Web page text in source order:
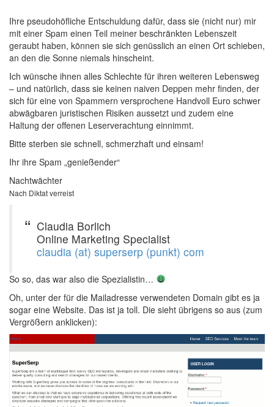
Ihre pseudohöfliche Entschuldung dafür, dass sie (nicht nur) mir
mit einer Spam einen Teil meiner beschränkten Lebenszeit
geraubt haben, können sie sich genüsslich an einen Ort schieben,
an den die Sonne niemals hinscheint.
Ich wünsche ihnen alles Schlechte für ihren weiteren Lebensweg
– und natürlich, dass sie keinen naiven Deppen mehr finden, der
sich für eine von Spammern versprochene Handvoll Euro schwer
abwägbaren juristischen Risiken aussetzt und zudem eine
Haltung der offenen Leserverachtung einnimmt.
Bitte sterben sie schnell, schmerzhaft und einsam!
Ihr ihre Spam „genießender“
Nachtwächter
Nach Diktat verreist
Claudia Borlich
Online Marketing Specialist
claudia (at) superserp (punkt) com
So so, das war also die Spezialistin…
Oh, unter der für die Mailadresse verwendeten Domain gibt es ja
sogar eine Website. Das ist ja toll. Die sieht übrigens so aus (zum
Vergrößern anklicken):